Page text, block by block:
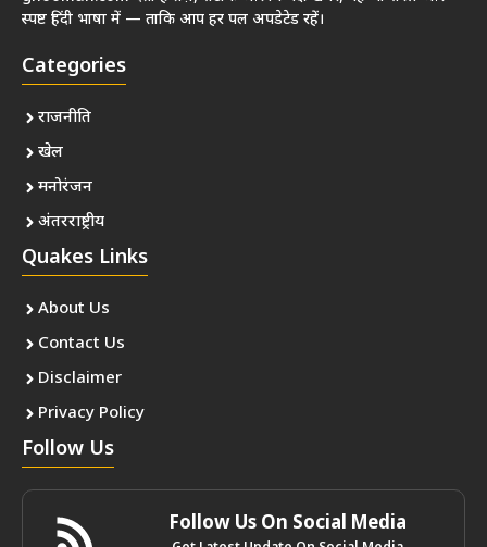
स्पष्ट हिंदी भाषा में — ताकि आप हर पल अपडेटेड रहें।
Categories
राजनीति
खेल
मनोरंजन
अंतरराष्ट्रीय
Quakes Links
About Us
Contact Us
Disclaimer
Privacy Policy
Follow Us
Follow Us On Social Media